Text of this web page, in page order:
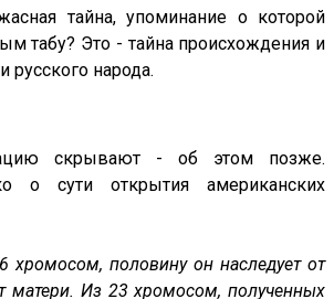
тайна, упоминание о которой
табу? Это - тайна происхождения и
русского народа.
скрывают - об этом позже.
о сути открытия американских
хромосом, половину он наследует от
матери. Из 23 хромосом, полученных